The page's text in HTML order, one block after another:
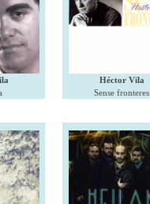
Héctor Vila
Sense fronteres